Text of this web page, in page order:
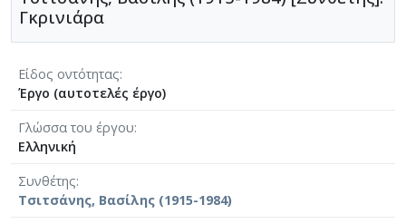
Γκρινιάρα
Είδος οντότητας
Έργο (αυτοτελές έργο)
Γλώσσα του έργου
Ελληνική
Συνθέτης
Τσιτσάνης, Βασίλης (1915-1984)